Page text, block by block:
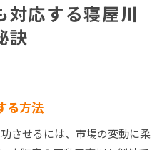
対応する寝屋川
訣
る方法
させるには、市場の変動に柔